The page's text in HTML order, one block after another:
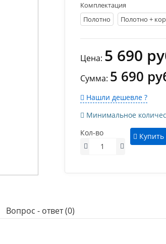
Комплектация
Полотно
Полотно +
Цена: 5 690
Сумма: 5 690
Нашли дешевле ?
Минимальное
Кол-во
Купить
Вопрос - ответ (0)